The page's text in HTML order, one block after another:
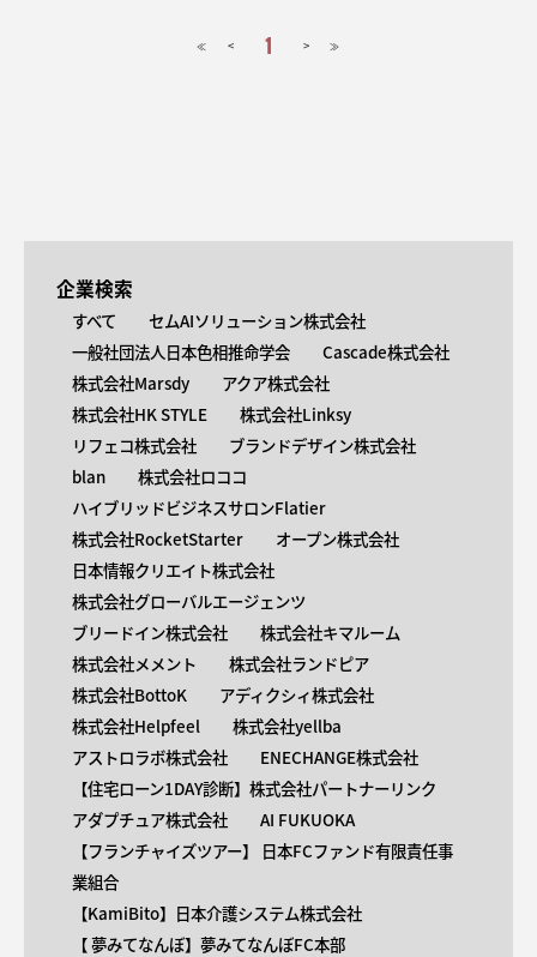
≪ < 1 > ≫
企業検索
すべて
セムAIソリューション株式会社
一般社団法人日本色相推命学会
Cascade株式会社
株式会社Marsdy
アクア株式会社
株式会社HK STYLE
株式会社Linksy
リフェコ株式会社
ブランドデザイン株式会社
blan
株式会社ロココ
ハイブリッドビジネスサロンFlatier
株式会社RocketStarter
オープン株式会社
日本情報クリエイト株式会社
株式会社グローバルエージェンツ
ブリードイン株式会社
株式会社キマルーム
株式会社メメント
株式会社ランドピア
株式会社BottoK
アディクシィ株式会社
株式会社Helpfeel
株式会社yellba
アストロラボ株式会社
ENECHANGE株式会社
【住宅ローン1DAY診断】株式会社パートナーリンク
アダプチュア株式会社
AI FUKUOKA
【​フランチャイズツアー】 日本FCファンド有限責任事
業組合
【KamiBito​】日本介護システム株式会社
【 ​夢みてなんぼ】夢みてなんぼFC本部